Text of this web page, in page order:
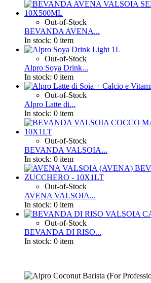
Out-of-Stock
BEVANDA AVENA...
In stock: 0 item
Out-of-Stock
Alpro Soya Drink...
In stock: 0 item
Out-of-Stock
Alpro Latte di...
In stock: 0 item
Out-of-Stock
BEVANDA VALSOIA...
In stock: 0 item
Out-of-Stock
AVENA VALSOIA...
In stock: 0 item
Out-of-Stock
BEVANDA DI RISO...
In stock: 0 item